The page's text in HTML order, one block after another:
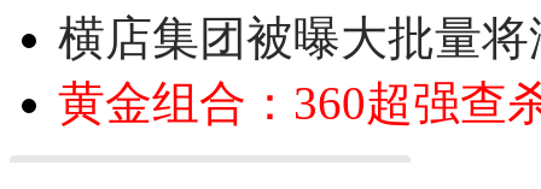
横店集团被曝大批量
黄金组合：360超强查